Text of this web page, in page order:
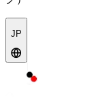
JP